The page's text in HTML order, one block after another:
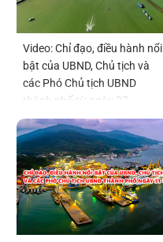
Video: Chỉ đạo, điều hành nổi
bật của UBND, Chủ tịch và
các Phó Chủ tịch UBND
thành phố từ ngày 27-
31/7/2026